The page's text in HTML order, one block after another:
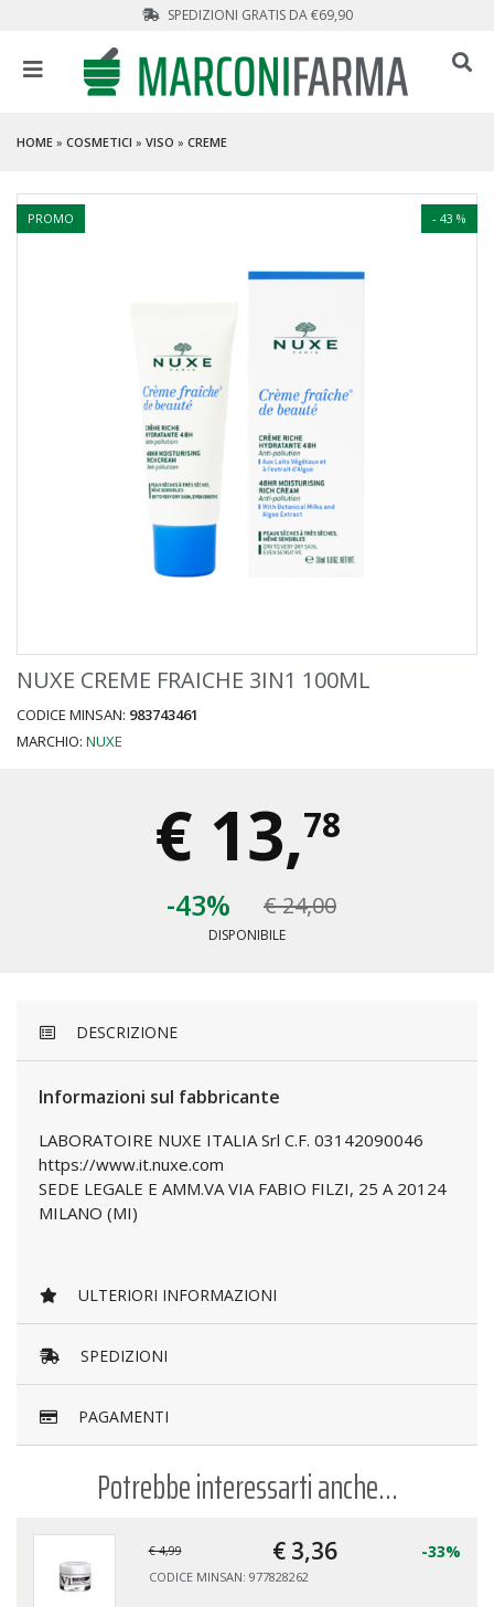
SPEDIZIONI GRATIS DA €69,90
HOME » COSMETICI » VISO » CREME
- 43 %
PROMO
NUXE CREME FRAICHE 3IN1 100ML
CODICE MINSAN: 983743461
MARCHIO: NUXE
€ 13,78
-43% € 24,00
DISPONIBILE
DESCRIZIONE
Informazioni sul fabbricante
LABORATOIRE NUXE ITALIA Srl C.F. 03142090046
https://www.it.nuxe.com
SEDE LEGALE E AMM.VA VIA FABIO FILZI, 25 A 20124
MILANO (MI)
ULTERIORI INFORMAZIONI
SPEDIZIONI
PAGAMENTI
Potrebbe interessarti anche...
€ 4,99 € 3,36 -33%
CODICE MINSAN: 977828262